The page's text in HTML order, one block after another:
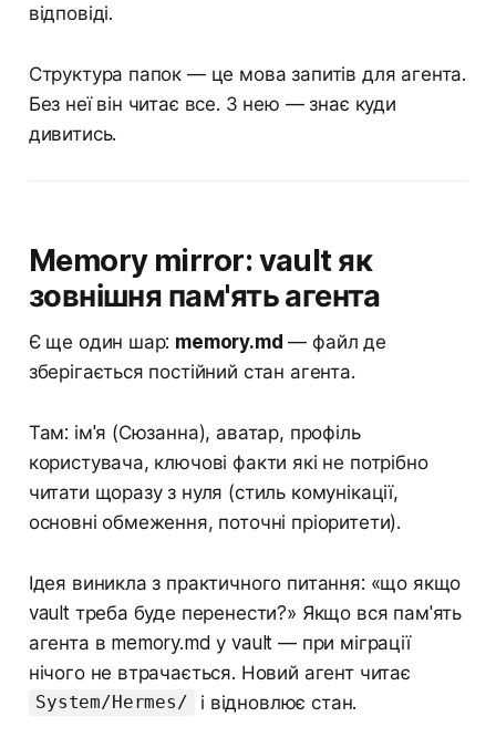
відповіді.
Структура папок — це мова запитів для агента.
Без неї він читає все. З нею — знає куди
дивитись.
Memory mirror: vault як
зовнішня пам'ять агента
Є ще один шар: memory.md — файл де
зберігається постійний стан агента.
Там: ім'я (Сюзанна), аватар, профіль
користувача, ключові факти які не потрібно
читати щоразу з нуля (стиль комунікації,
основні обмеження, поточні пріоритети).
Ідея виникла з практичного питання: «що якщо
vault треба буде перенести?» Якщо вся пам'ять
агента в memory.md у vault — при міграції
нічого не втрачається. Новий агент читає
System/Hermes/ і відновлює стан.